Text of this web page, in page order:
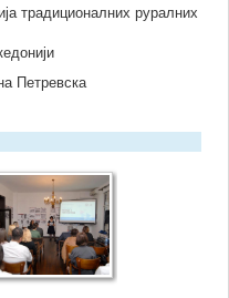
традиционалних руралних
Петревска